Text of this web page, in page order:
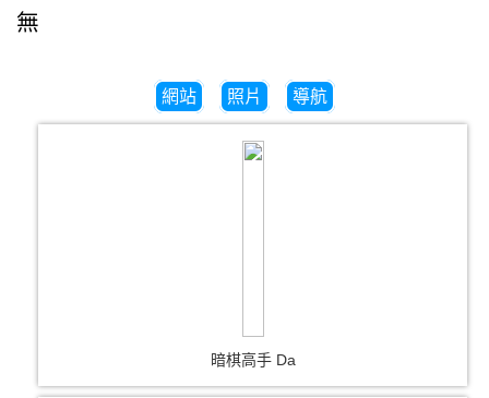
無
網站 照片 導航
暗棋高手 Da